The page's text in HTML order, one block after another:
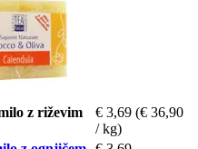
z riževim
€ 3,69 (€ 36,90
/ kg)